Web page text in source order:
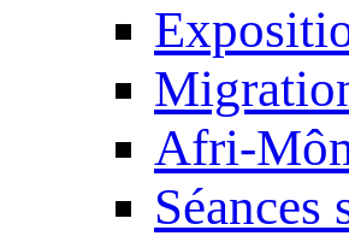
Afri-
Séances